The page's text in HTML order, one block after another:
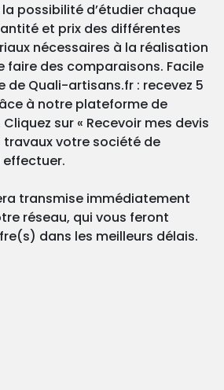
possibilité d’étudier chaque
et prix des différentes
nécessaires à la réalisation
faire des comparaisons. Facile
de Quali-artisans.fr : recevez 5
à notre plateforme de
sur « Recevoir mes devis
travaux votre société de
effectuer.
transmise immédiatement
réseau, qui vous feront
dans les meilleurs délais.